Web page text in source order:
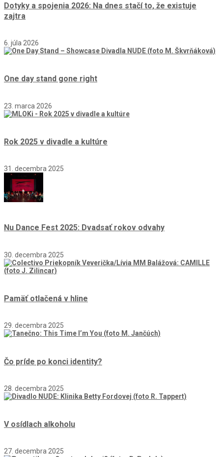
Dotyky a spojenia 2026: Na dnes stačí to, že existuje
zajtra
6. júla 2026
One day stand gone right
23. marca 2026
Rok 2025 v divadle a kultúre
31. decembra 2025
Nu Dance Fest 2025: Dvadsať rokov odvahy
30. decembra 2025
Pamäť otlačená v hline
29. decembra 2025
Čo príde po konci identity?
28. decembra 2025
V osídlach alkoholu
27. decembra 2025